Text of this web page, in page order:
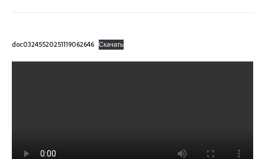
doc03245520251119062646 Скачать